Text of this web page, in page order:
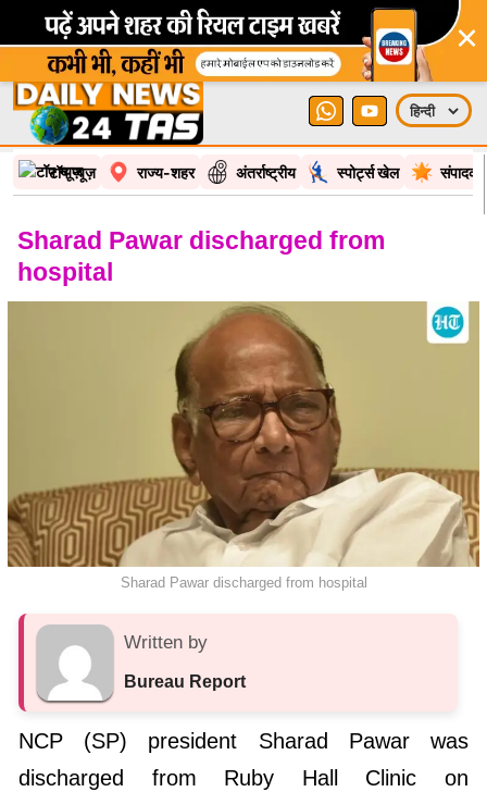
×
टॉप न्यूज़ राज्य-शहर अंतर्राष्ट्रीय स्पोर्ट्स खेल
Sharad Pawar discharged from
hospital
Sharad Pawar discharged from hospital
Written by
Bureau Report
NCP (SP) president Sharad Pawar was
discharged from Ruby Hall Clinic on